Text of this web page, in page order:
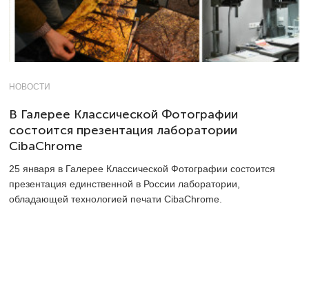
НОВОСТИ
В Галерее Классической Фотографии
состоится презентация лаборатории
CibaChrome
25 января в Галерее Классической Фотографии состоится
презентация единственной в России лаборатории,
обладающей технологией печати CibaChrome.